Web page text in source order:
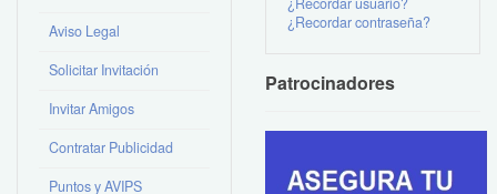
Aviso Legal
Solicitar Invitación
Invitar Amigos
Contratar Publicidad
Puntos y AVIPS
¿Recordar contraseña?
Patrocinadores